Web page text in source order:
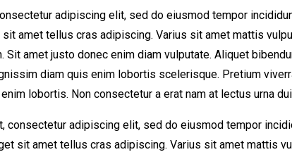
adipiscing elit, sed do eiusmod tempor
amet tellus cras adipiscing. Varius sit amet mattis
Sit amet justo donec enim diam vulputate. Aliquet
diam quis enim lobortis scelerisque. Pretium
lobortis. Non consectetur a erat nam at lectus urna
consectetur adipiscing elit, sed do eiusmod tempor
sit amet tellus cras adipiscing. Varius sit amet mattis